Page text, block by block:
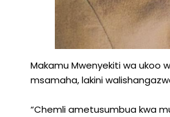
Makamu Mwenyekiti wa ukoo
msamaha, lakini
“Chemli ametusumbua kwa